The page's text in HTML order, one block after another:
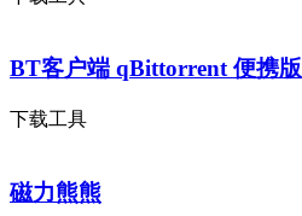
BT客户端 qBittorrent 便携版
下载工具
磁力熊熊